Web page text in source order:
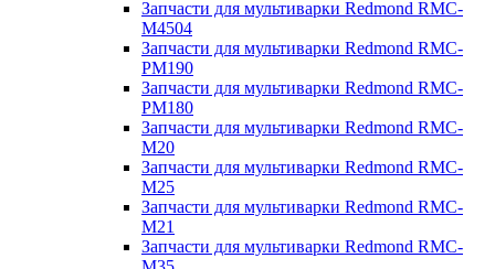
Запчасти для мультиварки Redmond RMC-
M4504
Запчасти для мультиварки Redmond RMC-
PM190
Запчасти для мультиварки Redmond RMC-
PM180
Запчасти для мультиварки Redmond RMC-
M20
Запчасти для мультиварки Redmond RMC-
M25
Запчасти для мультиварки Redmond RMC-
M21
Запчасти для мультиварки Redmond RMC-